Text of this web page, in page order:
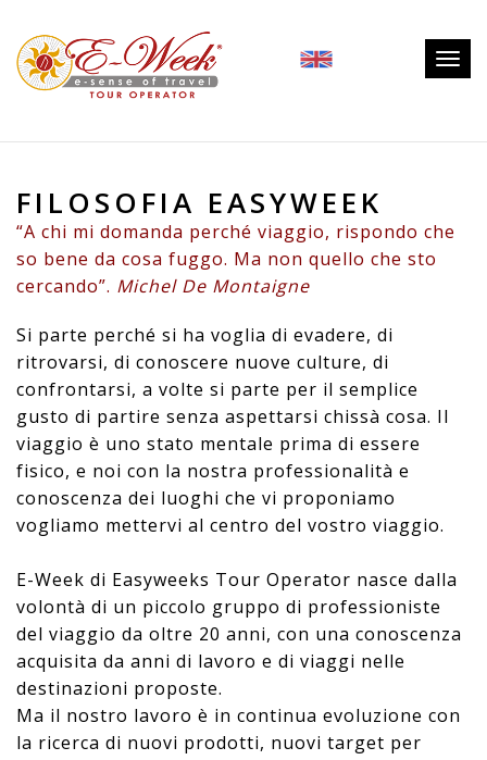
FILOSOFIA EASYWEEK
“A chi mi domanda perché viaggio, rispondo che
so bene da cosa fuggo. Ma non quello che sto
cercando”. Michel De Montaigne
Si parte perché si ha voglia di evadere, di
ritrovarsi, di conoscere nuove culture, di
confrontarsi, a volte si parte per il semplice
gusto di partire senza aspettarsi chissà cosa. Il
viaggio è uno stato mentale prima di essere
fisico, e noi con la nostra professionalità e
conoscenza dei luoghi che vi proponiamo
vogliamo mettervi al centro del vostro viaggio.
E-Week di Easyweeks Tour Operator nasce dalla
volontà di un piccolo gruppo di professioniste
del viaggio da oltre 20 anni, con una conoscenza
acquisita da anni di lavoro e di viaggi nelle
destinazioni proposte.
Ma il nostro lavoro è in continua evoluzione con
la ricerca di nuovi prodotti, nuovi target per